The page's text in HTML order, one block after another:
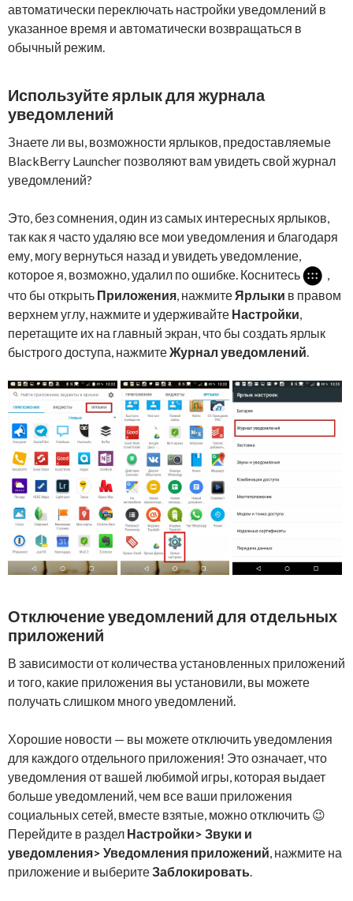
автоматически переключать настройки уведомлений в
указанное время и автоматически возвращаться в
обычный режим.
Используйте ярлык для журнала
уведомлений
Знаете ли вы, возможности ярлыков, предоставляемые
BlackBerry Launcher позволяют вам увидеть свой журнал
уведомлений?
Это, без сомнения, один из самых интересных ярлыков,
так как я часто удаляю все мои уведомления и благодаря
ему, могу вернуться назад и увидеть уведомление,
которое я, возможно, удалил по ошибке. Коснитесь
что бы открыть Приложения, нажмитеЯрлыки в правом
верхнем углу, нажмите и удерживайте Настройки,
перетащите их на главный экран, что бы создать ярлык
быстрого доступа, нажмитеЖурнал уведомлений.
Отключение уведомлений для отдельных
приложений
В зависимости от количества установленных приложений
и того, какие приложения вы установили, вы можете
получать слишком много уведомлений.
Хорошие новости — вы можете отключить уведомления
для каждого отдельного приложения! Это означает, что
уведомления от вашей любимой игры, которая выдает
больше уведомлений, чем все ваши приложения
социальных сетей, вместе взятые, можно отключить 😉
Перейдите в раздел Настройки> Звуки и
уведомления> Уведомления приложений, нажмите на
приложение и выберитеЗаблокировать.